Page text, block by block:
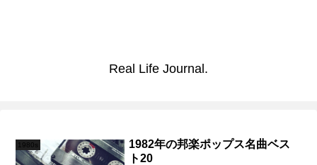
Real Life Journal.
1980s
1982年の邦楽ポップス名曲ベス
ト20